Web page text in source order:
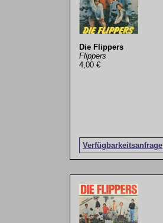
Die Flippers
Flippers
4,00 €
Verfügbarkeitsanfrage